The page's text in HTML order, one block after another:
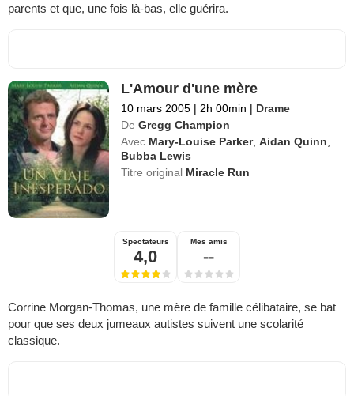
parents et que, une fois là-bas, elle guérira.
L'Amour d'une mère
10 mars 2005 | 2h 00min | Drame
De Gregg Champion
Avec Mary-Louise Parker,Aidan Quinn
Bubba Lewis
Titre original Miracle Run
Spectateurs
4,0
Mes amis
--
Corrine Morgan-Thomas, une mère de famille célibataire, se bat
pour que ses deux jumeaux autistes suivent une scolarité
classique.